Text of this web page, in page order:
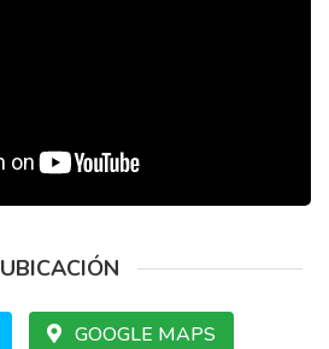
UBICACIÓN
GOOGLE MAPS